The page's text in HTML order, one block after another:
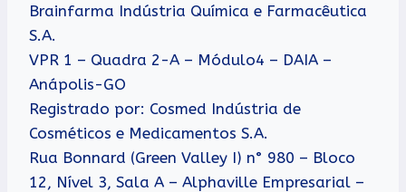
Brainfarma Indústria Química e Farmacêutica
S.A.
VPR 1 – Quadra 2-A – Módulo4 – DAIA –
Anápolis-GO
Registrado por: Cosmed Indústria de
Cosméticos e Medicamentos S.A.
Rua Bonnard (Green Valley I) n° 980 – Bloco
12, Nível 3, Sala A – Alphaville Empresarial –